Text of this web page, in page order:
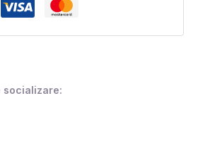
socializare: